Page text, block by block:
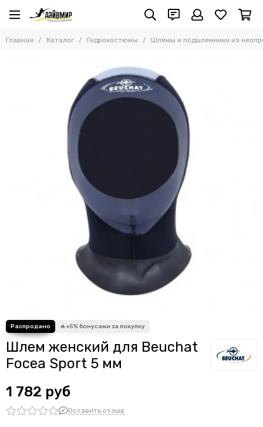
Гидрокостюмы
Гидрокостюмы для фридайвинга и бассейна
Гидрокостюмы для дайвинга
Сухие гидрокостюмы
Короткие гидрокостюмы
Детские гидрокостюмы
Гидроодежда из лайкры
Шлемы и подшлемники из неопрена
Утеплители и поддевки
Гидрокостюмы для триатлона
Гидрокостюмы для свимран
Главная Каталог Гидрокостюмы Шлемы и подшлемники из
Шлем женский для Beuchat
Focea Sport 5 мм
1 782 руб
Оставить отзыв